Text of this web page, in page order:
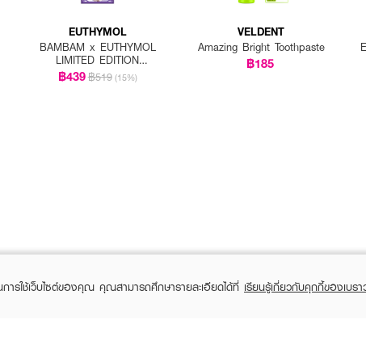
EUTHYMOL
BAMBAM x EUTHYMOL
LIMITED EDITION
Whitening Special Set
(Toothpaste 106g
฿439฿519 (15%)
VELDENT
Amazing Bright Toothpaste
฿185
ารใช้เว็บไซต์ของคุณ คุณสามารถศึกษารายละเอียดได้ที่ เรียนรู้เกี่ยวกับคุกกี้ของเบรา